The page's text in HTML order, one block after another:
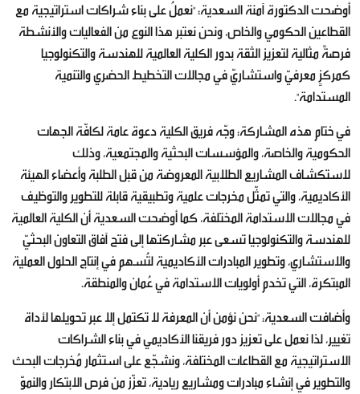
أوضحت الدكتورة آمنة السعدية: "نعملُ على بناء شراكات استراتيجية مع
القطاعين الحكومي والخاص، ونحن نعتبر هذا النوع من الفعاليات والأنشطة
فرصةً مثالية لتعزيز الثقة بدور الكلية العالمية للهندسة والتكنولوجيا
كمركزٍ معرفيّ واستشاريّ في مجالات التخطيط الحضري والتنمية
المستدامة".
في ختام هذه المشاركة؛ وجّه فريق الكلية دعوة عامة لكافّة الجهات
الحكومية والخاصة، والمؤسسات البحثية والمجتمعية، وذلك
لاستكشاف المشاريع الطلابية المعروضة من قبل الطلبة وأعضاء الهيئة
الأكاديمية، والتي تمثّل مخرجات علمية وتطبيقية قابلة للتطوير والتوظيف
في مجالات الاستدامة المختلفة، كما أوضحت السعدية أن الكلية العالمية
للهندسة والتكنولوجيا تسعى عبر مشاركتها إلى فتح آفاق التعاون البحثيّ
والاستشاري، وتطوير المبادرات الأكاديمية لتُسهم في إنتاج الحلول العملية
المبتكرة، التي تخدم أولويات الاستدامة في عُمان والمنطقة.
وأضافت السعدية: "نحن نؤمن أن المعرفة لا تكتمل إلا عبر تحويلها لأداة
تغيير، لذا نعمل على تعزيز دور فريقنا الأكاديمي في بناء الشراكات
الاستراتيجية مع القطاعات المختلفة، ونشجّع على استثمار مُخرجات البحث
والتطوير في إنشاء مبادرات ومشاريع ريادية، تعزّز من فرص الابتكار والنموّ